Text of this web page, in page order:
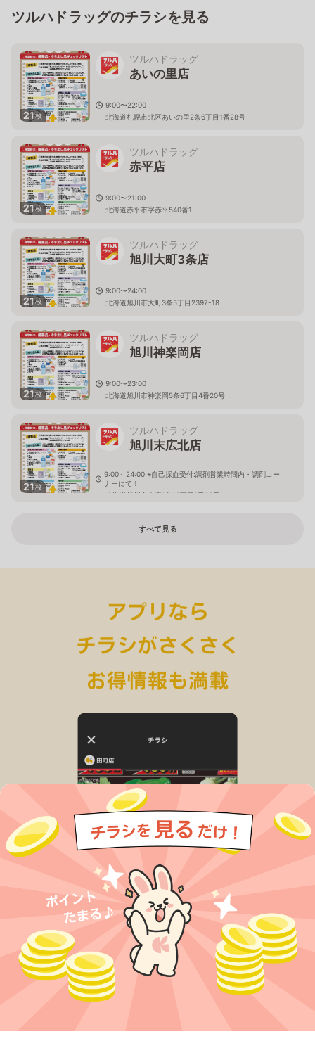
ツルハドラッグのチラシを見る
21枚
ツルハドラッグ
あいの里店
9:00〜22:00
北海道札幌市北区あいの里2条6丁目1番28号
21枚
ツルハドラッグ
赤平店
9:00〜21:00
北海道赤平市字赤平540番1
21枚
ツルハドラッグ
旭川大町3条店
9:00〜24:00
北海道旭川市大町3条5丁目2397-18
21枚
ツルハドラッグ
旭川神楽岡店
9:00〜23:00
北海道旭川市神楽岡5条6丁目4番20号
21枚
ツルハドラッグ
旭川末広北店
9:00～24:00 ※自己採血受付:調剤営業時間内・調剤コー
ナーにて！
北海道旭川市末広1条10丁目1番20号
すべて見る